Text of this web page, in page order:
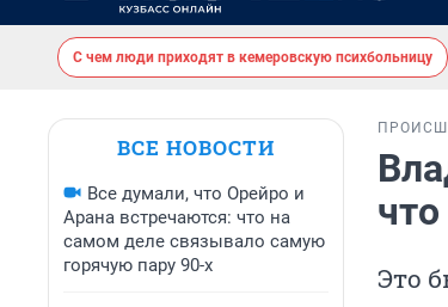
С чем люди приходят в кемеровскую психбольницу
ВСЕ НОВОСТИ
Все думали, что Орейро и
Арана встречаются: что на
самом деле связывало самую
горячую пару 90-х
Это